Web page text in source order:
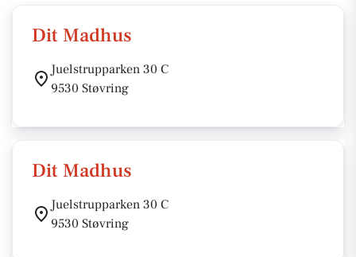
Dit Madhus
Juelstrupparken 30 C
9530 Støvring
Dit Madhus
Juelstrupparken 30 C
9530 Støvring